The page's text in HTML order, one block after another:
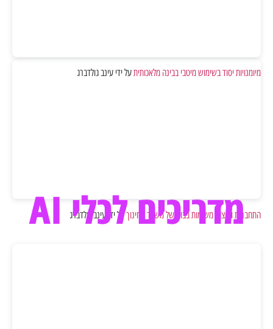
מיומנויות יסוד בשימוש מיטבי בבינה מלאכותיתעל ידי עינב גולדברג
התחברות וביצוע משימות בבוט של משרד החינוךעל ידי עינב גולדברג
מדריכים לכלי AI